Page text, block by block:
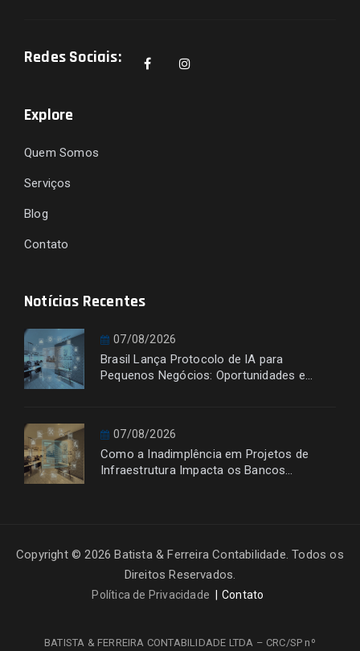
Redes Sociais:
Explore
Quem Somos
Serviços
Blog
Contato
Notícias Recentes
07/08/2026
Brasil Lança Protocolo de IA para
Pequenos Negócios: Oportunidades e
07/08/2026
Como a Inadimplência em Projetos de
Infraestrutura Impacta os Bancos
Copyright © 2026 Batista & Ferreira Contabilidade. Todos os
Direitos Reservados.
Política de Privacidade Contato
BATISTA & FERREIRA CONTABILIDADE LTDA – CRC/SP nº